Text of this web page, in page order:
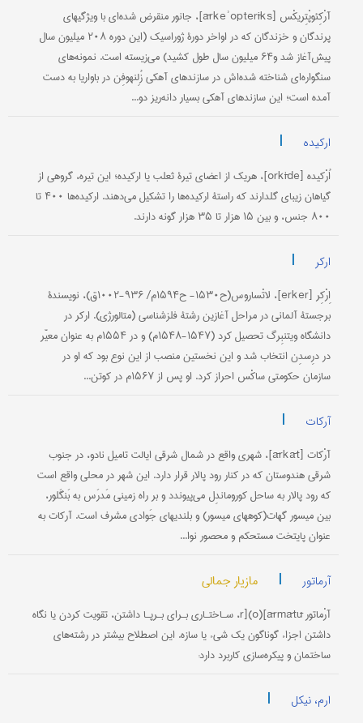
آرْکِئوپْتِریکْس [ārkeʾopterīks]، جانور منقرض شده‌ای با ویژگیهای
پرندگان و خزندگان که در اواخر دورۀ ژوراسیک (این دوره ۲۰۸ میلیون سال
پیش‌آغاز شد و۶۴ میلیون سال طول کشید) می‌زیسته است. نمونه‌های
سنگواره‌ای شناخته شده‌اش در سازندهای آهکی زُلِنهوفِن در باواریا به دست
آمده است؛ این سازندهای آهکی بسیار دانه‌ریز دو...
ارکیده |
اُرْکیده [orkīde]، هریک از اعضای تیرۀ ثعلب یا ارکیده؛ این تیره، گروهی از
گیاهان زیبای گلدارند که راستۀ ارکیده‌ها را تشکیل می‌دهند. ارکیده‌ها ۴۰۰ تا
۸۰۰ جنس، و بین ۱۵ هزار تا ۳۵ هزار گونه دارند.
ارکر |
اِرْکِر [erker]، لاتْساروس(ح‌۱۵۳۰- ح۱۵۹۴م/ ۹۳۶-۱۰۰۲ق)، نویسندۀ
برجستۀ آلمانی در مراحل آغازین رشتۀ فلز‌شناسی (متالورژی). ارکر در
دانشگاه ویتنبِرگ تحصیل کرد (۱۵۴۷-۱۵۴۸م) و در ۱۵۵۴م به عنوان معیّر
در درِسدِن انتخاب شد و این نخستین منصب از این نوع بود که او در
سازمان حکومتی ساکْس احراز کرد. او پس از ۱۵۶۷م در کوتن...
آرکات |
آرْکات [ārkāt]، شهری واقع در شمال شرقی ایالت تامیل نادو، در جنوب
شرقی هندوستان که در کنار رود پالار قرار دارد. این شهر در محلی واقع است
که رود پالار به ساحل کوروماندِل می‌پیوندد و بر راه زمینی مَدرَس به بَنگَلور،
بین میسور گهات(کوههای میسور) و بلندیهای جَوادی مشرف است. آرکات به
عنوان پایتخت مستحکم و محصور نوا...
آرماتور | مازیار جمالی
آرْماتور r](o)[ārmātū، سـاختـاری بـرای بـرپـا داشتن، تقویت کردن یا نگاه
داشتن اجزاء گوناگون یک شیء یا سازه. این اصطلاح بیشتر در رشته‌های
ساختمان و پیکره‌سازی کاربرد دارد:
ارم، نیکل |